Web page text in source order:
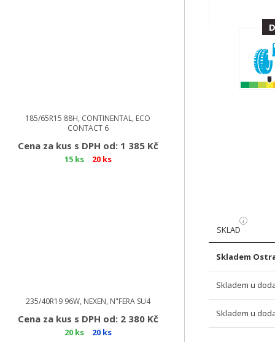
185/65R15 88H, CONTINENTAL, ECO
CONTACT 6
Cena za kus s DPH od: 1 385 Kč
15 ks 20 ks
235/40R19 96W, NEXEN, N"FERA SU4
Cena za kus s DPH od: 2 380 Kč
20 ks 20 ks
SKLAD
Skladem
Skladem u
Skladem u